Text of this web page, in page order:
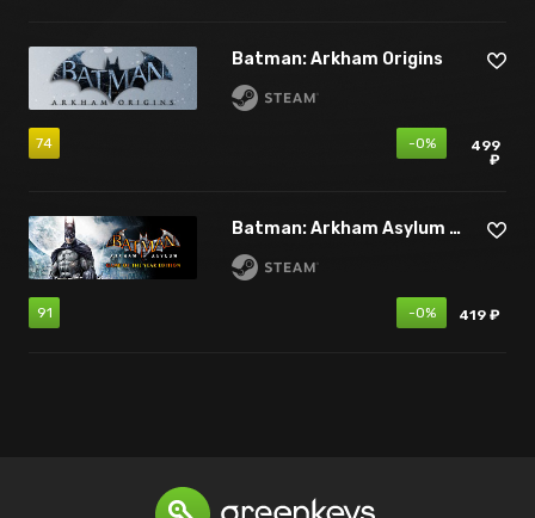
Batman: Arkham Origins
74 -0%
499
₽
Batman: Arkham Asylum - Game of the Year Edition
91 -0% 419 ₽